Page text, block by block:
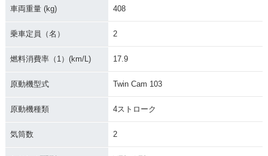
ectra Glide Ultra Cl
ctra Glide Classic
車両重量 (kg) 408
乗車定員（名） 2
燃料消費率（1）(km/L) 17.9
原動機型式 Twin Cam 103
原動機種類 4ストローク
気筒数 2